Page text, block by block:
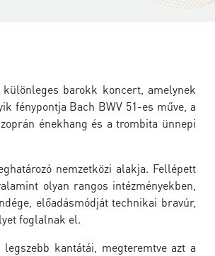
barokk koncert, amelynek
fénypontja Bach BWV 51-es műve, a
énekhang és a trombita ünnepi
nemzetközi alakja. Fellépett
olyan rangos intézményekben,
előadásmódját technikai bravúr,
foglalnak el.
kantátái, megteremtve azt a